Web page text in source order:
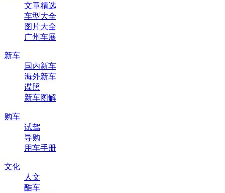
文章精选
车型大全
图片大全
广州车展
新车
国内新车
海外新车
谍照
新车图解
购车
试驾
导购
用车手册
文化
人文
酷车